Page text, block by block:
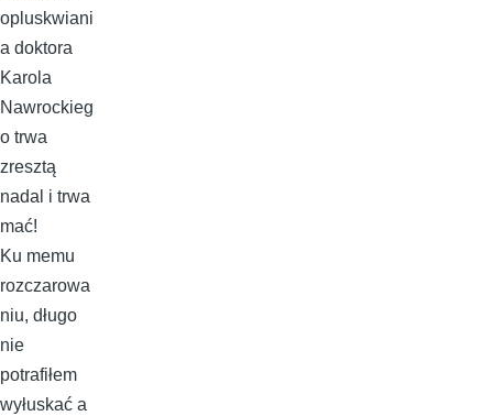
opluskwiani
a doktora
Karola
Nawrockieg
o trwa
zresztą
nadal i trwa
mać!
Ku memu
rozczarowa
niu, długo
nie
potrafiłem
wyłuskać a